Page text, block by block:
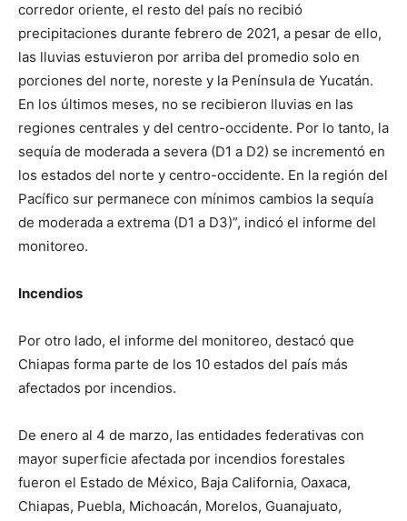
corredor oriente, el resto del país no recibió
precipitaciones durante febrero de 2021, a pesar de ello,
las lluvias estuvieron por arriba del promedio solo en
porciones del norte, noreste y la Península de Yucatán.
En los últimos meses, no se recibieron lluvias en las
regiones centrales y del centro-occidente. Por lo tanto, la
sequía de moderada a severa (D1 a D2) se incrementó en
los estados del norte y centro-occidente. En la región del
Pacífico sur permanece con mínimos cambios la sequía
de moderada a extrema (D1 a D3)”, indicó el informe del
monitoreo.
Incendios
Por otro lado, el informe del monitoreo, destacó que
Chiapas forma parte de los 10 estados del país más
afectados por incendios.
De enero al 4 de marzo, las entidades federativas con
mayor superficie afectada por incendios forestales
fueron el Estado de México, Baja California, Oaxaca,
Chiapas, Puebla, Michoacán, Morelos, Guanajuato,